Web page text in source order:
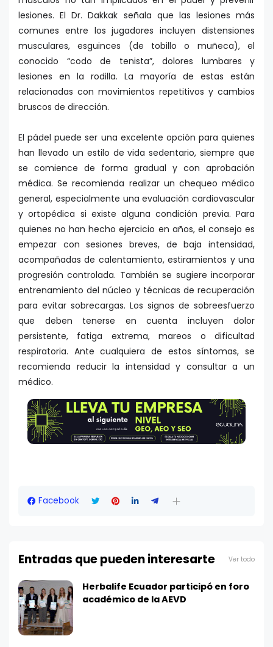
lesiones. El Dr. Dakkak señala que las lesiones más
comunes entre los jugadores incluyen distensiones
musculares, esguinces (de tobillo o muñeca), el
conocido “codo de tenista”, dolores lumbares y
lesiones en la rodilla. La mayoría de estas están
relacionadas con movimientos repetitivos y cambios
bruscos de dirección.
El pádel puede ser una excelente opción para quienes
han llevado un estilo de vida sedentario, siempre que
se comience de forma gradual y con aprobación
médica. Se recomienda realizar un chequeo médico
general, especialmente una evaluación cardiovascular
y ortopédica si existe alguna condición previa. Para
quienes no han hecho ejercicio en años, el consejo es
empezar con sesiones breves, de baja intensidad,
acompañadas de calentamiento, estiramientos y una
progresión controlada. También se sugiere incorporar
entrenamiento del núcleo y técnicas de recuperación
para evitar sobrecargas. Los signos de sobreesfuerzo
que deben tenerse en cuenta incluyen dolor
persistente, fatiga extrema, mareos o dificultad
respiratoria. Ante cualquiera de estos síntomas, se
recomienda reducir la intensidad y consultar a un
médico.
Facebook
Entradas que pueden interesarte Ver todo
Herbalife Ecuador participó en foro
académico de la AEVD